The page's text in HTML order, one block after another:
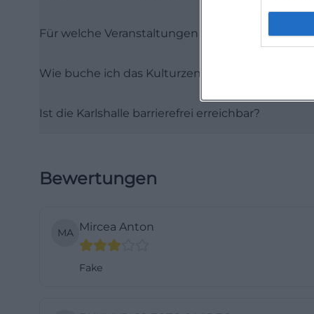
(https://
Besonders
der modulare
Für welche Veranstaltungen eignet sich das
Wie buche ich das Kulturzentrum am Karlsplatz?
Ist die Karlshalle barrierefrei erreichbar?
Bewertungen
MA Mircea Anton
Fake